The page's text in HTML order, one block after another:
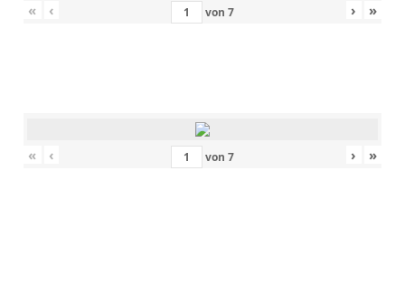
« ‹ von 7 › »
« ‹ von 7 › »